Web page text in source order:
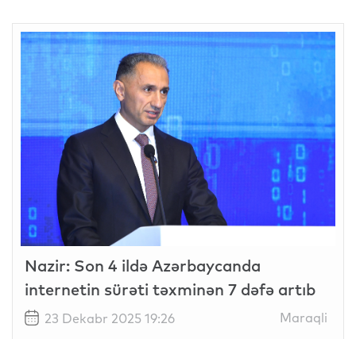
Nazir: Son 4 ildə Azərbaycanda
internetin sürəti təxminən 7 dəfə artıb
23 Dekabr 2025 19:26 Maraqli